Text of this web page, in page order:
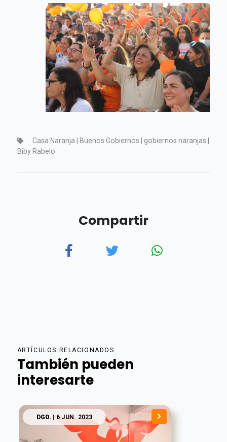
Casa Naranja | Buenos Gobiernos | gobiernos naranjas |
Biby Rabelo
Compartir
ARTÍCULOS RELACIONADOS
También pueden
interesarte
DGO. | 6 JUN. 2023